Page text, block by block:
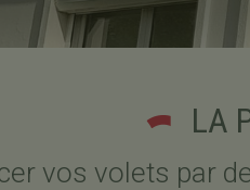
LA
vos volets par